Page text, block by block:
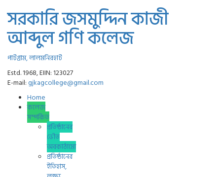
সরকারি জসমুদ্দিন কাজী
আব্দুল গণি কলেজ
পাটগ্রাম, লালমনিরহাট
Estd. 1968, EIIN: 123027
E-mail:gjkagcollege@gmail.com
Home
কলেজ
সম্পর্কিত
প্রতিষ্ঠানের
ভৌত
অবকাঠামো
প্রতিষ্ঠানের
ইতিহাস,